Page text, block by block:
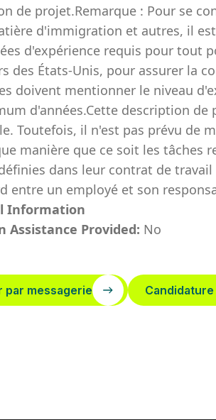
de projet.Remarque : Pour se
d'immigration et autres, il
d'expérience requis pour tout
des États-Unis, pour assurer la
doivent mentionner le niveau
d'années.Cette description
Toutefois, il n'est pas prévu de
manière que ce soit les tâches
dans leur contrat de
entre un employé et son
Information
Assistance Provided: No
par messagerie